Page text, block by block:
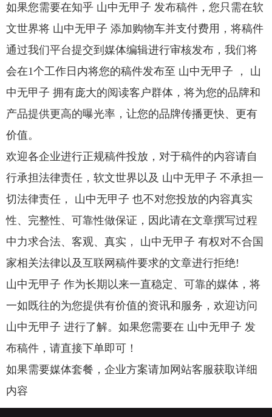
如果您需要在知乎 山中无甲子 发布稿件，您只需在软
文世界将 山中无甲子 添加购物车并支付费用，将稿件
通过我们平台提交到媒体编辑进行审核发布，我们将
会在1个工作日内将您的稿件发布至 山中无甲子 ， 山
中无甲子 拥有庞大的阅读客户群体，将为您的品牌和
产品提供更高的曝光率，让您的品牌传播更快、更有
价值。
欢迎各企业进行正规稿件投放，对于稿件的内容请自
行承担法律责任，软文世界以及 山中无甲子 不承担一
切法律责任， 山中无甲子 也不对您投放的内容真实
性、完整性、可靠性做保证，因此请在文章撰写过程
中力求合法、客观、真实， 山中无甲子 有权对不合国
家相关法律以及互联网稿件要求的文章进行拒绝!
山中无甲子 作为长期以来一直稳定、可靠的媒体，将
一如既往的为您提供有价值的资讯和服务，欢迎访问
山中无甲子 进行了解。如果您需要在 山中无甲子 发
布稿件，请直接下单即可！
如果需要媒体套餐，企业方案请加网站客服获取详细
内容